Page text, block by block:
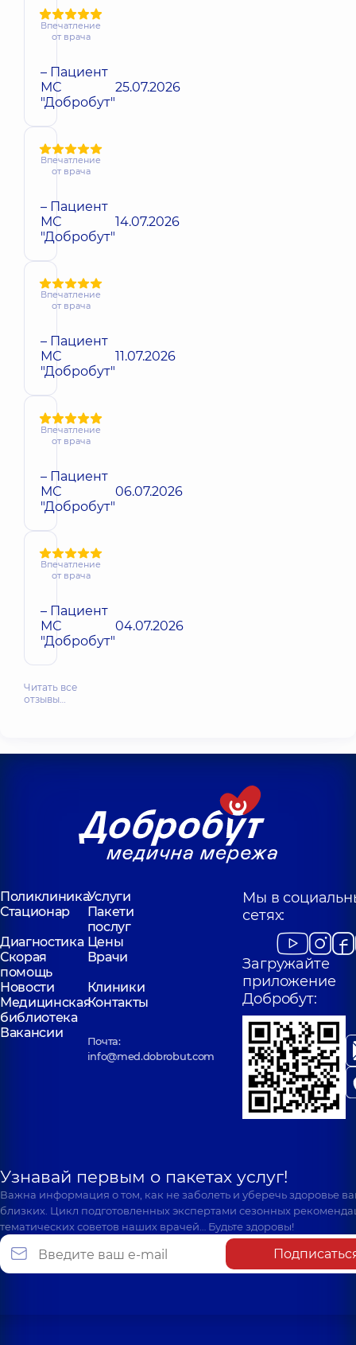
Впечатление
от врача
– Пациент
МС
"Добробут"
25.07.2026
Впечатление
от врача
– Пациент
МС
"Добробут"
14.07.2026
Впечатление
от врача
– Пациент
МС
"Добробут"
11.07.2026
Впечатление
от врача
– Пациент
МС
"Добробут"
06.07.2026
Впечатление
от врача
– Пациент
МС
"Добробут"
04.07.2026
Читать все
отзывы…
ПоликлиникаУслуги
Стационар
Пакети
послуг
Диагностика Цены
Скорая
помощь
Врачи
Новости
Клиники
Медицинская
библиотека
Контакты
Вакансии
Почта:
info@med.dobrobut.com
Мы в
сетях:
Загружайте
приложение
Добробут:
Узнавай первым о пакетах услуг!
Важна информация о том, как не заболеть и уберечь здоровье
близких. Цикл подготовленных экспертами сезонных
тематических советов наших врачей… Будьте здоровы!